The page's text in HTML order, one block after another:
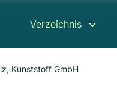
Verzeichnis
Kunststoff GmbH